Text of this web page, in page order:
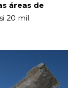
áreas de
20 mil